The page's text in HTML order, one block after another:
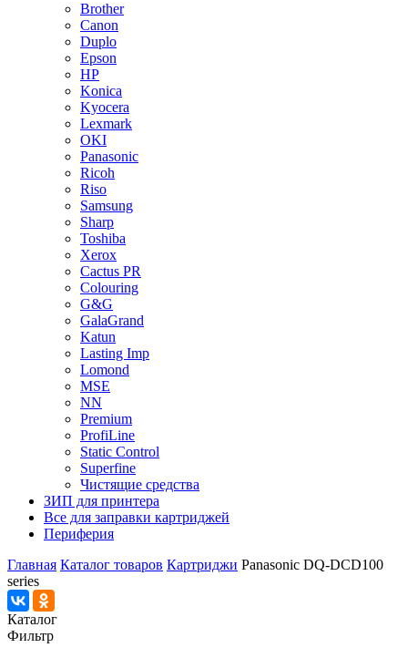
Brother
Canon
Duplo
Epson
HP
Konica
Kyocera
Lexmark
OKI
Panasonic
Ricoh
Riso
Samsung
Sharp
Toshiba
Xerox
Cactus PR
Colouring
G&G
GalaGrand
Katun
Lasting Imp
Lomond
MSE
NN
Premium
ProfiLine
Static Control
Superfine
Чистящие средства
ЗИП для принтера
Все для заправки картриджей
Периферия
Главная Каталог товаров Картриджи Panasonic DQ-DCD100
series
Каталог
Фильтр